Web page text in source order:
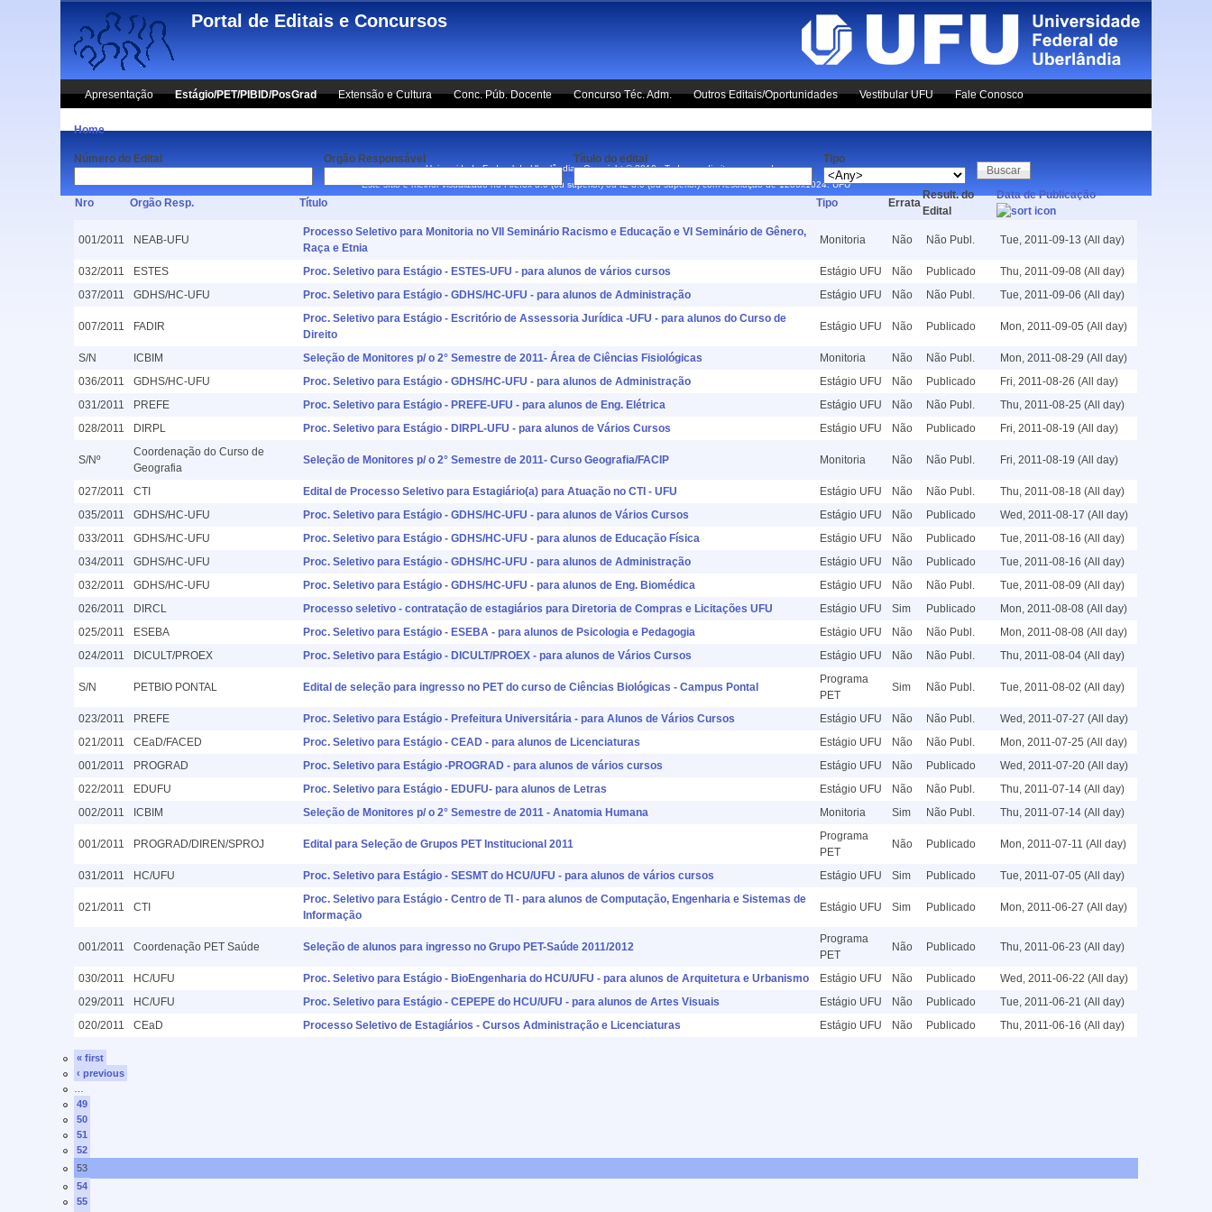
Skip to main content
Portal de Editais e Concursos
Apresentação Estágio/PET/PIBID/PosGrad Extensão e Cultura Conc. Púb. Docente Concurso Téc. Adm. Outros Editais/Oportunidades Vestibular UFU Fale Conosco
Home
Número do Edital Orgão Responsável Título do edital Tipo
Nro Orgão Resp. Título Tipo Errata
Result. do
Edital
Data de Publicação
001/2011 NEAB-UFU
Processo Seletivo para Monitoria no VII Seminário Racismo e Educação e VI Seminário de Gênero,
Raça e Etnia
Monitoria Não Não Publ. Tue, 2011-09-13 (All day)
032/2011 ESTES Proc. Seletivo para Estágio - ESTES-UFU - para alunos de vários cursos Estágio UFU Não Publicado
Thu, 2011-09-08 (All day)
037/2011
GDHS/HC-UFU Proc. Seletivo para Estágio - GDHS/HC-UFU - para alunos de Administração Estágio UFU Não Não Publ. Tue, 2011-09-06 (All day)
007/2011 FADIR
Proc. Seletivo para Estágio - Escritório de Assessoria Jurídica -UFU - para alunos do Curso de
Direito
Estágio UFU Não Publicado Mon, 2011-09-05 (All day)
S/N ICBIM Seleção de Monitores p/ o 2° Semestre de 2011- Área de Ciências Fisiológicas Monitoria Não Não Publ.
Mon, 2011-08-29 (All day)
036/2011
GDHS/HC-UFU Proc. Seletivo para Estágio - GDHS/HC-UFU - para alunos de Administração Estágio UFU Não Publicado
Fri, 2011-08-26 (All day)
031/2011
PREFE Proc. Seletivo para Estágio - PREFE-UFU - para alunos de Eng. Elétrica Estágio UFU Não Não Publ.
Thu, 2011-08-25 (All day)
028/2011
DIRPL Proc. Seletivo para Estágio - DIRPL-UFU - para alunos de Vários Cursos Estágio UFU Não Publicado Fri, 2011-08-19 (All day)
S/Nº
Coordenação do Curso de
Geografia
Seleção de Monitores p/ o 2° Semestre de 2011- Curso Geografia/FACIP Monitoria Não Não Publ. Fri, 2011-08-19 (All day)
027/2011 CTI Edital de Processo Seletivo para Estagiário(a) para Atuação no CTI - UFU Estágio UFU Não Não Publ.
Thu, 2011-08-18 (All day)
035/2011
GDHS/HC-UFU Proc. Seletivo para Estágio - GDHS/HC-UFU - para alunos de Vários Cursos Estágio UFU Não Publicado
Wed, 2011-08-17 (All day)
033/2011
GDHS/HC-UFU Proc. Seletivo para Estágio - GDHS/HC-UFU - para alunos de Educação Física Estágio UFU Não Publicado
Tue, 2011-08-16 (All day)
034/2011
GDHS/HC-UFU Proc. Seletivo para Estágio - GDHS/HC-UFU - para alunos de Administração Estágio UFU Não Publicado
Tue, 2011-08-16 (All day)
032/2011
GDHS/HC-UFU Proc. Seletivo para Estágio - GDHS/HC-UFU - para alunos de Eng. Biomédica Estágio UFU Não Não Publ.
Tue, 2011-08-09 (All day)
026/2011
DIRCL Processo seletivo - contratação de estagiários para Diretoria de Compras e Licitações UFU Estágio UFU Sim Publicado
Mon, 2011-08-08 (All day)
025/2011
ESEBA Proc. Seletivo para Estágio - ESEBA - para alunos de Psicologia e Pedagogia Estágio UFU Não Não Publ.
Mon, 2011-08-08 (All day)
024/2011
DICULT/PROEX Proc. Seletivo para Estágio - DICULT/PROEX - para alunos de Vários Cursos Estágio UFU Não Não Publ. Thu, 2011-08-04 (All day)
S/N PETBIO PONTAL Edital de seleção para ingresso no PET do curso de Ciências Biológicas - Campus Pontal
Programa
PET
Sim Não Publ. Tue, 2011-08-02 (All day)
023/2011 PREFE Proc. Seletivo para Estágio - Prefeitura Universitária - para Alunos de Vários Cursos Estágio UFU Não Não Publ.
Wed, 2011-07-27 (All day)
021/2011
CEaD/FACED Proc. Seletivo para Estágio - CEAD - para alunos de Licenciaturas Estágio UFU Não Não Publ.
Mon, 2011-07-25 (All day)
001/2011
PROGRAD Proc. Seletivo para Estágio -PROGRAD - para alunos de vários cursos Estágio UFU Não Publicado
Wed, 2011-07-20 (All day)
022/2011
EDUFU Proc. Seletivo para Estágio - EDUFU- para alunos de Letras Estágio UFU Não Não Publ.
Thu, 2011-07-14 (All day)
002/2011
ICBIM Seleção de Monitores p/ o 2° Semestre de 2011 - Anatomia Humana Monitoria Sim Não Publ. Thu, 2011-07-14 (All day)
001/2011 PROGRAD/DIREN/SPROJ Edital para Seleção de Grupos PET Institucional 2011
Programa
PET
Não Publicado Mon, 2011-07-11 (All day)
031/2011 HC/UFU Proc. Seletivo para Estágio - SESMT do HCU/UFU - para alunos de vários cursos Estágio UFU Sim Publicado Tue, 2011-07-05 (All day)
021/2011 CTI
Proc. Seletivo para Estágio - Centro de TI - para alunos de Computação, Engenharia e Sistemas de
Informação
Estágio UFU Sim Publicado Mon, 2011-06-27 (All day)
001/2011 Coordenação PET Saúde Seleção de alunos para ingresso no Grupo PET-Saúde 2011/2012
Programa
PET
Não Publicado Thu, 2011-06-23 (All day)
030/2011 HC/UFU Proc. Seletivo para Estágio - BioEngenharia do HCU/UFU - para alunos de Arquitetura e Urbanismo Estágio UFU Não Publicado
Wed, 2011-06-22 (All day)
029/2011
HC/UFU Proc. Seletivo para Estágio - CEPEPE do HCU/UFU - para alunos de Artes Visuais Estágio UFU Não Publicado
Tue, 2011-06-21 (All day)
020/2011
CEaD Processo Seletivo de Estagiários - Cursos Administração e Licenciaturas Estágio UFU Não Publicado Thu, 2011-06-16 (All day)
« first
‹ previous
49
50
51
52
53
54
55
Universidade Federal de Uberlândia - Copyright © 2010 - Todos os direitos reservados.
Este sítio é melhor visualizado no Firefox 3.0 (ou superior) ou IE 8.0 (ou superior) com resolução de 1280x1024.UFU